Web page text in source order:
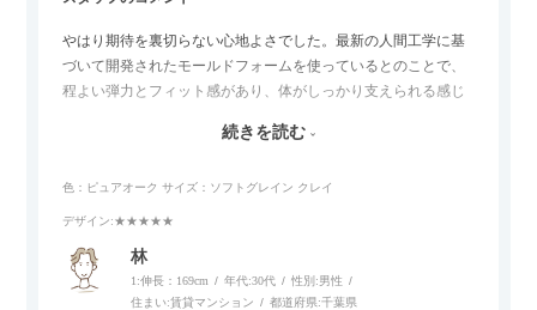
やはり期待を裏切らない心地よさでした。最新の人間工学に基
づいて開発されたモールドフォームを使っているとのことで、
程よい弾力とフィット感があり、体がしっかり支えられる感じ
リラックスタイムによさそうでした。回転タイプなので、個人
す。
続きを読む
色：ピュアオーク サイズ：ソフトグレイン クレイ
デザイン:★★★★★
林
1:伸長：169cm 年代:30代 性別:男性
住まい:賃貸マンション 都道府県:千葉県